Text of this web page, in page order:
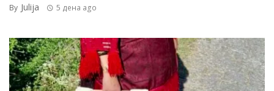
By Julija 5 дена ago